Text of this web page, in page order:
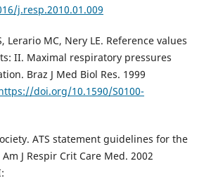
j.resp.2010.01.009
Lerario MC, Nery LE. Reference values
II. Maximal respiratory pressures
Braz J Med Biol Res. 1999
doi.org/10.1590/S0100-
ATS statement guidelines for the
J Respir Crit Care Med. 2002